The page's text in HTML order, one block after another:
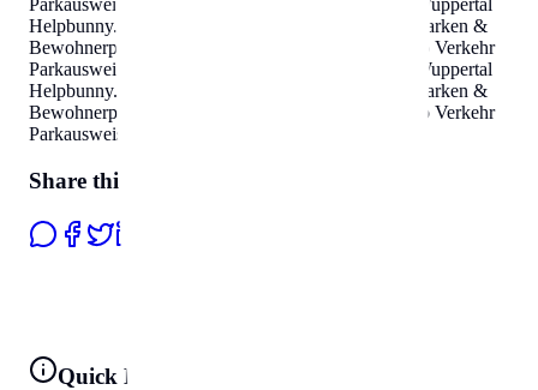
Helpbunny.com
Parken &
Bewohnerparken in Wuppertal
Auto Verkehr
Parkausweis Zonen
Parken & Bewohnerparken in Wuppertal
Helpbunny.com
Parken &
Bewohnerparken in Wuppertal
Auto Verkehr
Parkausweis Zonen
Share this page
Quick Links